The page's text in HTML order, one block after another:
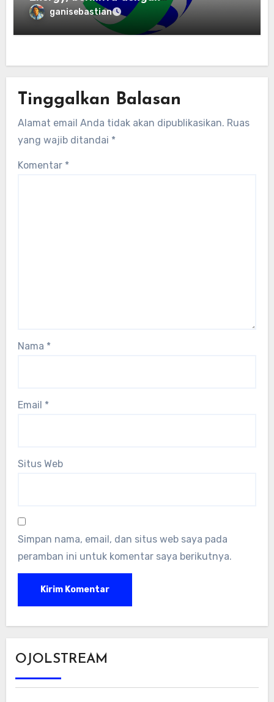
Zhuochuangtong untuk mempercepat
transisi energi Indonesia — raksasa
energi global bergabung dengan tim
ganisebastian
Tinggalkan Balasan
Alamat email Anda tidak akan dipublikasikan. Ruas
yang wajib ditandai *
Komentar *
Nama *
Email *
Situs Web
Simpan nama, email, dan situs web saya pada
peramban ini untuk komentar saya berikutnya.
OJOLSTREAM